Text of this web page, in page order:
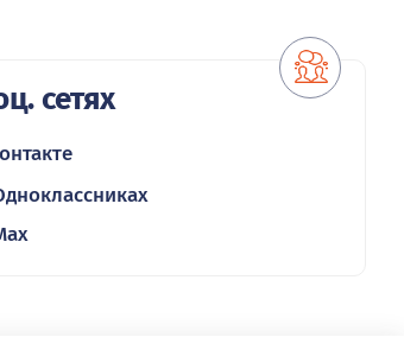
сетях